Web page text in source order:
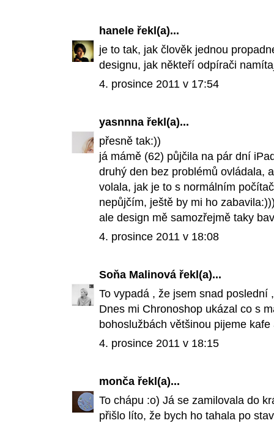
hanele řekl(a)...
je to tak, jak člověk jednou
designu, jak někteří odpírači
4. prosince 2011 v 17:54
yasnnna řekl(a)...
přesně tak:))
já mámě (62) půjčila na pár dní
druhý den bez problémů ovládala,
volala, jak je to s normálním
nepůjčím, ještě by mi ho
ale design mě samozřejmě taky
4. prosince 2011 v 18:08
Soňa Malinová řekl(a)...
To vypadá , že jsem snad poslední
Dnes mi Chronoshop ukázal co s
bohoslužbách většinou pijeme
4. prosince 2011 v 18:15
monča řekl(a)...
To chápu :o) Já se zamilovala do
přišlo líto, že bych ho tahala po